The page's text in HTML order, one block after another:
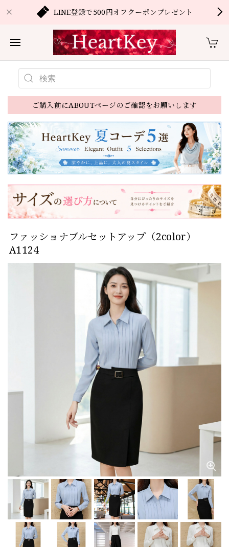
LINE登録で500円オフクーポンプレゼント
ご購入前にABOUTページのご確認をお願いします
ファッショナブルセットアップ（2color）
A1124